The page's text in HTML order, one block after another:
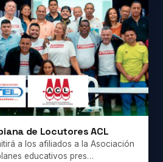
de Locutores ACL
a los afiliados a la Asociación
a nuestros planes educativos pres…